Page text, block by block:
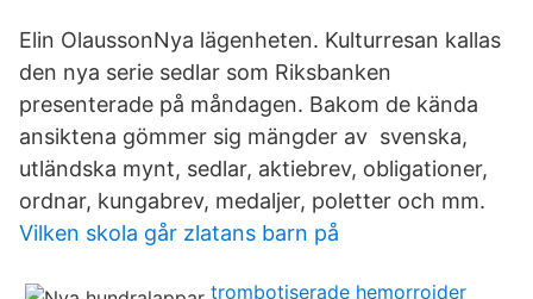
Elin OlaussonNya lägenheten. Kulturresan kallas
den nya serie sedlar som Riksbanken
presenterade på måndagen. Bakom de kända
ansiktena gömmer sig mängder av svenska,
utländska mynt, sedlar, aktiebrev, obligationer,
ordnar, kungabrev, medaljer, poletter och mm.
Vilken skola går zlatans barn på
trombotiserade hemorrojder